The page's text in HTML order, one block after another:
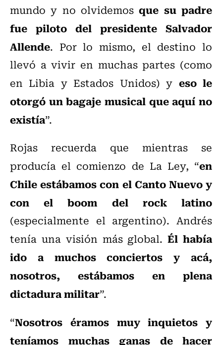
mundo y no olvidemosque su padre
fue piloto del presidente Salvador
Allende. Por lo mismo, el destino lo
llevó a vivir en muchas partes (como
en Libia y Estados Unidos) y eso le
otorgó un bagaje musical que aquí no
existía”.
Rojas recuerda que mientras se
producía el comienzo de La Ley, “en
Chile estábamos con el Canto Nuevo y
con el boom del rock latino
(especialmente el argentino). Andrés
tenía una visión más global.Él había
ido a muchos conciertos y acá,
nosotros, estábamos en plena
dictadura militar”.
“Nosotros éramos muy inquietos y
teníamos muchas ganas de hacer